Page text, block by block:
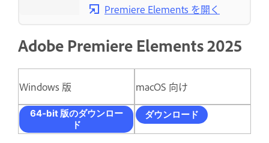
Premiere Elements を開く
Adobe Premiere Elements 2025
Windows 版 macOS 向け
64-bit 版のダウンロー
ド
ダウンロード